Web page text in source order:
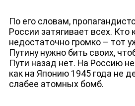
По его словам,
России затягивает всех. Кто
недостаточно громко – тот
Путину нужно бить своих,
Пути назад нет. На Россию
как на Японию 1945 года не
слабее атомных бомб.